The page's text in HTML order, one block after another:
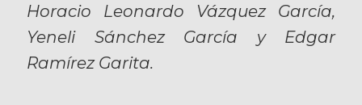
Horacio Leonardo Vázquez García,
Yeneli Sánchez García y Edgar
Ramírez Garita.